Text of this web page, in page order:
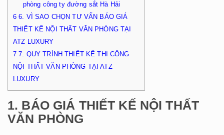
phòng công ty đường sắt Hà Hải
6 6. VÌ SAO CHỌN TƯ VẤN BÁO GIÁ
THIẾT KẾ NỘI THẤT VĂN PHÒNG TẠI
ATZ LUXURY
7 7. QUY TRÌNH THIẾT KẾ THI CÔNG
NỘI THẤT VĂN PHÒNG TẠI ATZ
LUXURY
1. BÁO GIÁ THIẾT KẾ NỘI THẤT
VĂN PHÒNG